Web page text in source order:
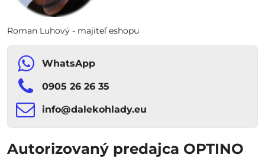
Roman Luhový - majiteľ eshopu
WhatsApp
0905 26 26 35
info​​@dalekohlady​​.eu
Autorizovaný predajca OPTINO